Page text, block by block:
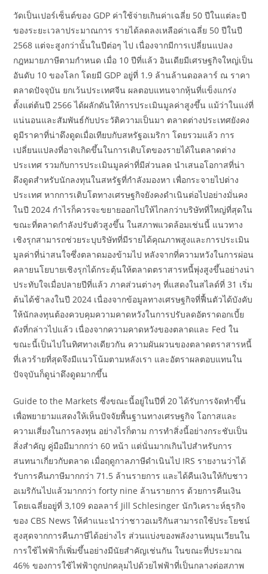
วัดเป็นเปอร์เซ็นต์ของ GDP ค่าใช้จ่ายเกินค่าเฉลี่ย 50 ปีในแต่ละปี
ของระยะเวลาประมาณการ รายได้ลดลงเหลือค่าเฉลี่ย 50 ปีในปี
2568 แต่จะสูงกว่านั้นในปีต่อๆ ไป เนื่องจากมีการเปลี่ยนแปลง
กฎหมายภาษีตามกำหนด เมื่อ 10 ปีที่แล้ว อินเดียมีเศรษฐกิจใหญ่เป็น
อันดับ 10 ของโลก โดยมี GDP อยู่ที่ 1.9 ล้านล้านดอลลาร์ ณ ราคา
ตลาดปัจจุบัน ยกเว้นประเทศจีน ผลตอบแทนจากหุ้นที่แข็งแกร่ง
ตั้งแต่ต้นปี 2566 ได้ผลักดันให้การประเมินมูลค่าสูงขึ้น แม้ว่าในแง่ที่
แน่นอนและสัมพันธ์กับประวัติความเป็นมา ตลาดต่างประเทศยังคง
ดูมีราคาที่น่าดึงดูดเมื่อเทียบกับสหรัฐอเมริกา โดยรวมแล้ว การ
เปลี่ยนแปลงที่อาจเกิดขึ้นในการเติบโตของรายได้ในตลาดต่าง
ประเทศ รวมกับการประเมินมูลค่าที่มีส่วนลด นำเสนอโอกาสที่น่า
ดึงดูดสำหรับนักลงทุนในสหรัฐที่กำลังมองหา เพื่อกระจายไปต่าง
ประเทศ หากการเติบโตทางเศรษฐกิจยังคงดำเนินต่อไปอย่างมั่นคง
ในปี 2024 กำไรก็ควรจะขยายออกไปให้ไกลกว่าบริษัทที่ใหญ่ที่สุดใน
ขณะที่ตลาดกำลังปรับตัวสูงขึ้น ในสภาพแวดล้อมเช่นนี้ แนวทาง
เชิงรุกสามารถช่วยระบุบริษัทที่มีรายได้คุณภาพสูงและการประเมิน
มูลค่าที่น่าสนใจซึ่งตลาดมองข้ามไป หลังจากที่ความหวังในการผ่อน
คลายนโยบายเชิงรุกได้กระตุ้นให้ตลาดตราสารหนี้พุ่งสูงขึ้นอย่างน่า
ประทับใจเมื่อปลายปีที่แล้ว ภาคส่วนต่างๆ ที่แสดงในสไลด์ที่ 31 เริ่ม
ต้นได้ช้าลงในปี 2024 เนื่องจากข้อมูลทางเศรษฐกิจที่ฟื้นตัวได้บังคับ
ให้นักลงทุนต้องควบคุมความคาดหวังในการปรับลดอัตราดอกเบี้ย
ดังที่กล่าวไปแล้ว เนื่องจากความคาดหวังของตลาดและ Fed ใน
ขณะนี้เป็นไปในทิศทางเดียวกัน ความผันผวนของตลาดตราสารหนี้
ที่เลวร้ายที่สุดจึงมีแนวโน้มตามหลังเรา และอัตราผลตอบแทนใน
ปัจจุบันก็ดูน่าดึงดูดมากขึ้น
Guide to the Markets ซึ่งขณะนี้อยู่ในปีที่ 20 ได้รับการจัดทำขึ้น
เพื่อพยายามแสดงให้เห็นปัจจัยพื้นฐานทางเศรษฐกิจ โอกาสและ
ความเสี่ยงในการลงทุน อย่างไรก็ตาม การทำสิ่งนี้อย่างกระชับเป็น
สิ่งสำคัญ คู่มือมีมากกว่า 60 หน้า แต่นั่นมากเกินไปสำหรับการ
สนทนาเกี่ยวกับตลาด เมื่อฤดูกาลภาษีดำเนินไป IRS รายงานว่าได้
รับการคืนภาษีมากกว่า 71.5 ล้านรายการ และได้คืนเงินให้กับชาว
อเมริกันไปแล้วมากกว่า forty nine ล้านรายการ ด้วยการคืนเงิน
โดยเฉลี่ยอยู่ที่ 3,109 ดอลลาร์ Jill Schlesinger นักวิเคราะห์ธุรกิจ
ของ CBS News ให้คำแนะนำว่าชาวอเมริกันสามารถใช้ประโยชน์
สูงสุดจากการคืนภาษีได้อย่างไร ส่วนแบ่งของพลังงานหมุนเวียนใน
การใช้ไฟฟ้าก็เพิ่มขึ้นอย่างมีนัยสำคัญเช่นกัน ในขณะที่ประมาณ
46% ของการใช้ไฟฟ้าถูกปกคลุมไปด้วยไฟฟ้าที่เป็นกลางต่อสภาพ